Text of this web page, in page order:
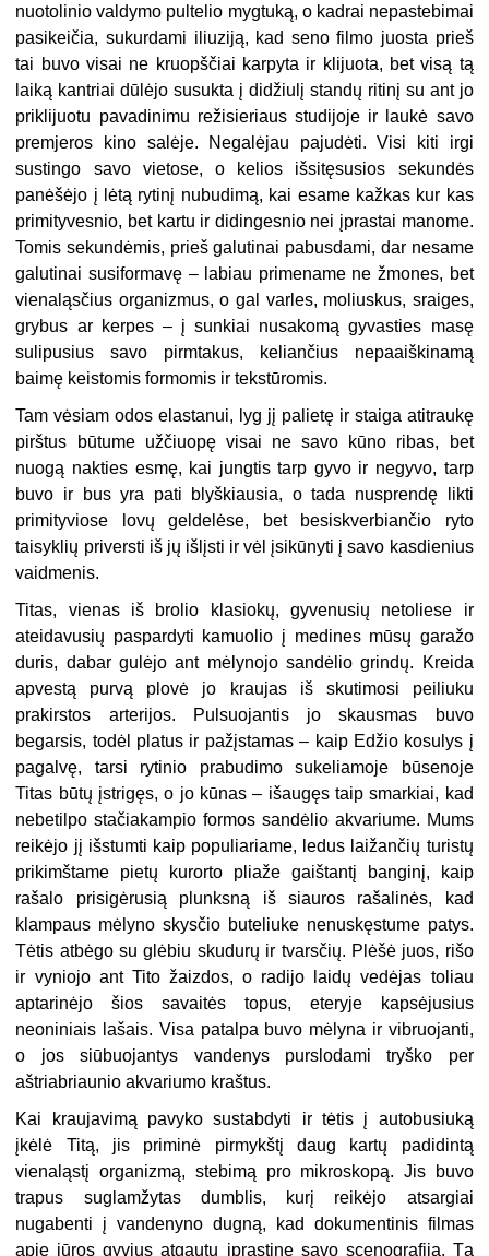
nuotolinio valdymo pultelio mygtuką, o kadrai nepastebimai
pasikeičia, sukurdami iliuziją, kad seno filmo juosta prieš
tai buvo visai ne kruopščiai karpyta ir klijuota, bet visą tą
laiką kantriai dūlėjo susukta į didžiulį standų ritinį su ant jo
priklijuotu pavadinimu režisieriaus studijoje ir laukė savo
premjeros kino salėje. Negalėjau pajudėti. Visi kiti irgi
sustingo savo vietose, o kelios išsitęsusios sekundės
panėšėjo į lėtą rytinį nubudimą, kai esame kažkas kur kas
primityvesnio, bet kartu ir didingesnio nei įprastai manome.
Tomis sekundėmis, prieš galutinai pabusdami, dar nesame
galutinai susiformavę – labiau primename ne žmones, bet
vienaląsčius organizmus, o gal varles, moliuskus, sraiges,
grybus ar kerpes – į sunkiai nusakomą gyvasties masę
sulipusius savo pirmtakus, keliančius nepaaiškinamą
baimę keistomis formomis ir tekstūromis.
Tam vėsiam odos elastanui, lyg jį palietę ir staiga atitraukę
pirštus būtume užčiuopę visai ne savo kūno ribas, bet
nuogą nakties esmę, kai jungtis tarp gyvo ir negyvo, tarp
buvo ir bus yra pati blyškiausia, o tada nusprendę likti
primityviose lovų geldelėse, bet besiskverbiančio ryto
taisyklių priversti iš jų išlįsti ir vėl įsikūnyti į savo kasdienius
vaidmenis.
Titas, vienas iš brolio klasiokų, gyvenusių netoliese ir
ateidavusių paspardyti kamuolio į medines mūsų garažo
duris, dabar gulėjo ant mėlynojo sandėlio grindų. Kreida
apvestą purvą plovė jo kraujas iš skutimosi peiliuku
prakirstos arterijos. Pulsuojantis jo skausmas buvo
begarsis, todėl platus ir pažįstamas – kaip Edžio kosulys į
pagalvę, tarsi rytinio prabudimo sukeliamoje būsenoje
Titas būtų įstrigęs, o jo kūnas – išaugęs taip smarkiai, kad
nebetilpo stačiakampio formos sandėlio akvariume. Mums
reikėjo jį išstumti kaip populiariame, ledus laižančių turistų
prikimštame pietų kurorto pliaže gaištantį banginį, kaip
rašalo prisigėrusią plunksną iš siauros rašalinės, kad
klampaus mėlyno skysčio buteliuke nenuskęstume patys.
Tėtis atbėgo su glėbiu skudurų ir tvarsčių. Plėšė juos, rišo
ir vyniojo ant Tito žaizdos, o radijo laidų vedėjas toliau
aptarinėjo šios savaitės topus, eteryje kapsėjusius
neoniniais lašais. Visa patalpa buvo mėlyna ir vibruojanti,
o jos siūbuojantys vandenys purslodami tryško per
aštriabriaunio akvariumo kraštus.
Kai kraujavimą pavyko sustabdyti ir tėtis į autobusiuką
įkėlė Titą, jis priminė pirmykštį daug kartų padidintą
vienaląstį organizmą, stebimą pro mikroskopą. Jis buvo
trapus suglamžytas dumblis, kurį reikėjo atsargiai
nugabenti į vandenyno dugną, kad dokumentinis filmas
apie jūros gyvius atgautų įprastinę savo scenografiją. Tą